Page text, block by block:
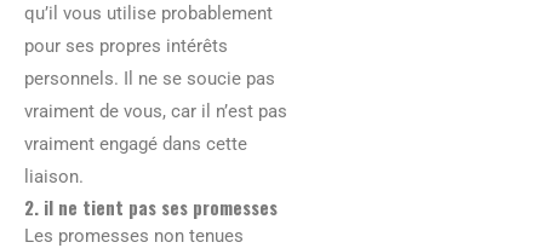
qu’il vous utilise probablement
pour ses propres intérêts
personnels. Il ne se soucie pas
vraiment de vous, car il n’est pas
vraiment engagé dans cette
liaison.
2. il ne tient pas ses promesses
Les promesses non tenues